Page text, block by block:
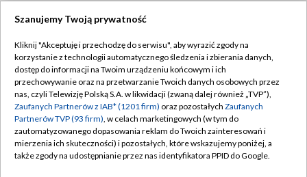
TVP
Abonament TVP
Emisja w TVP
Centrum informacji TVP
Naziemna Telewizja Cyfrowa
Regulamin TVP
Polityka prywatności
Moje zgody
Pomoc
Szanujemy Twoją prywatność
Kliknij "Akceptuję i przechodzę do serwisu", aby wyrazić zgody na
korzystanie z technologii automatycznego śledzenia i zbierania danych,
dostęp do informacji na Twoim urządzeniu końcowym i ich
przechowywanie oraz na przetwarzanie Twoich danych osobowych przez
nas, czyli Telewizję Polską S.A. w likwidacji (zwaną dalej również „TVP”),
Zaufanych Partnerów z IAB* (1201 firm) oraz pozostałych Zaufanych
Partnerów TVP (93 firm), w celach marketingowych (w tym do
zautomatyzowanego dopasowania reklam do Twoich zainteresowań i
mierzenia ich skuteczności) i pozostałych, które wskazujemy poniżej, a
także zgody na udostępnianie przez nas identyfikatora PPID do Google.